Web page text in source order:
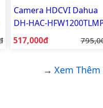
Camera HDCVI Dahua
DH-HAC-
IL-T 2MP - đèn trợ sáng
Giá bán:
517,000đ Giá
Xem Thêm